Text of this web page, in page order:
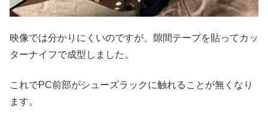
映像では分かりにくいのですが、隙間テープを貼ってカッ
ターナイフで成型しました。
これでPC前部がシューズラックに触れることが無くなり
ます。